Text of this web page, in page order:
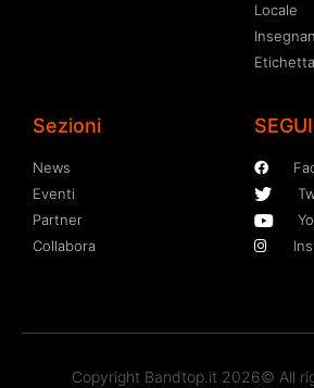
Locale
Etichetta
Sezioni
News
Eventi
Partner
Collabora
Copyright Bandtop.it 2026© All